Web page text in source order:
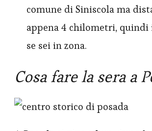
comune di Siniscola ma
appena 4 chilometri,
se sei in zona.
Cosa fare la sera a